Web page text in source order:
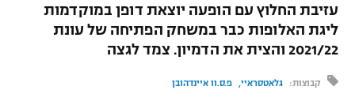
ברחבה
הפועל באר שבע
ליגות נוספות
אגרוף
ספורט אולימפי
UFC
עזיבת החלוץ עם הופעה יוצאת דופן במוקדמות
ליגת האלופות כבר במשחק הפתיחה של עונת
2021/22 והצית את הדמיון. צמד לגצה
קבוצות: גלאטסראיי פ.ס.וו איינדהובן